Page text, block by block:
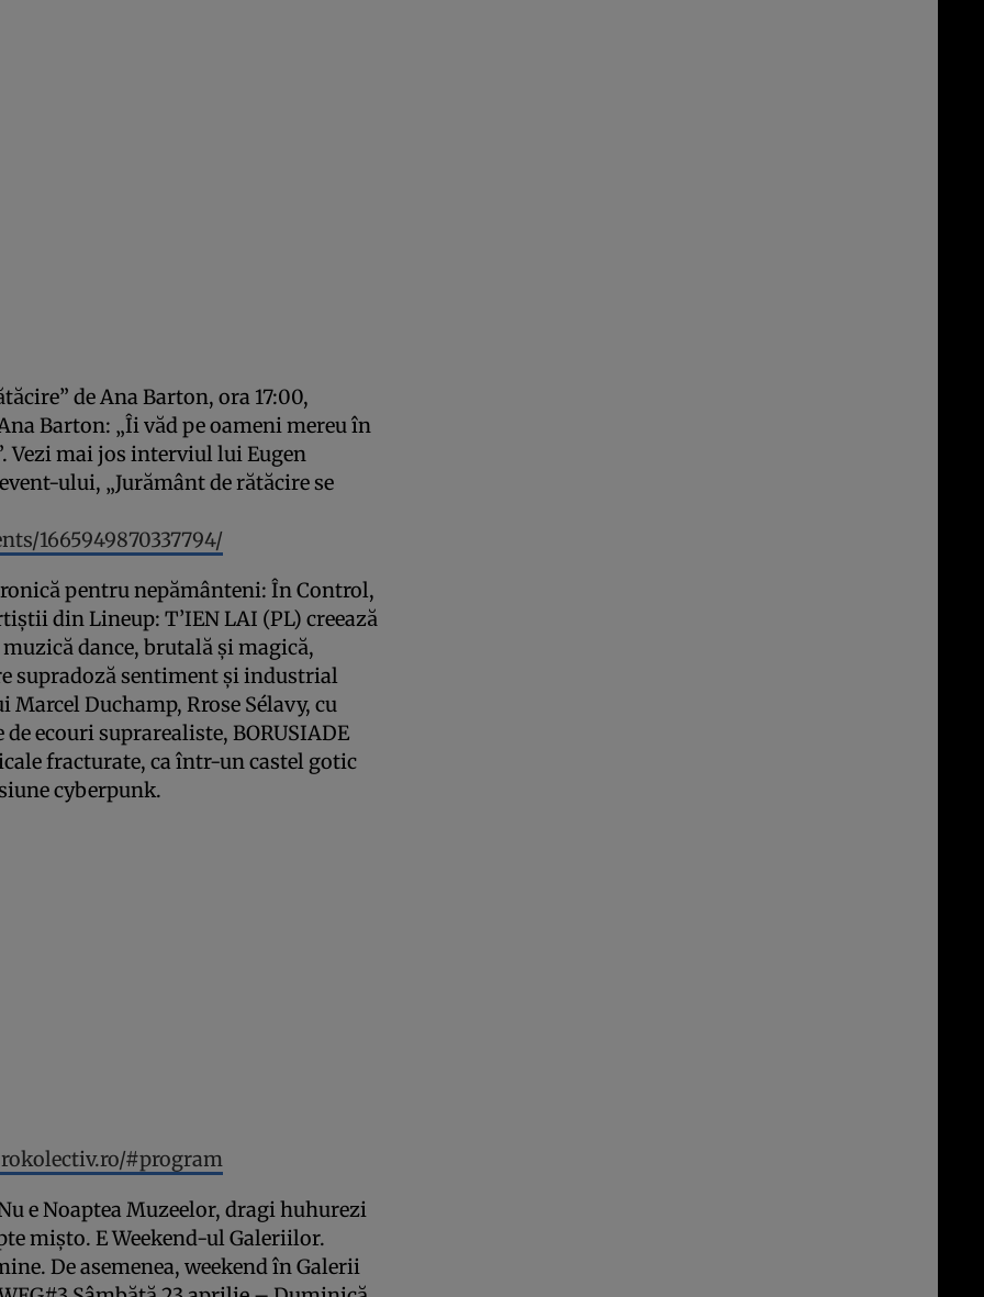
de Ana Barton, ora 17:00,
Barton: „Îi văd pe oameni mereu în
Vezi mai jos interviul lui Eugen
ului, „Jurământ de rătăcire se
1665949870337794/
pentru nepământeni: În Control,
din Lineup: T’IEN LAI (PL) creează
dance, brutală şi magică,
supradoză sentiment şi industrial
Marcel Duchamp, Rrose Sélavy, cu
ecouri suprarealiste, BORUSIADE
fracturate, ca într-un castel gotic
cyberpunk.
#program
e Noaptea Muzeelor, dragi huhurezi
mişto. E Weekend-ul Galeriilor.
De asemenea, weekend în Galerii